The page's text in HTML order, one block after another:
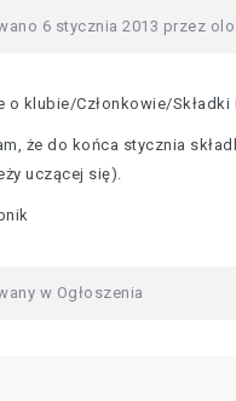
6 stycznia 2013 przez olo
o klubie/Członkowie/
że do końca stycznia
uczącej się).
w Ogłoszenia